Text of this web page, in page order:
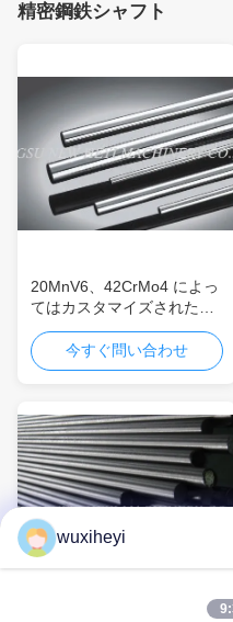
精密鋼鉄シャフト
20MnV6、42CrMo4 によっ
てはカスタマイズされた堅
いクロム精密地上の鋼鉄シ
ャフトをめっきしました
今すぐ問い合わせ
wuxiheyi